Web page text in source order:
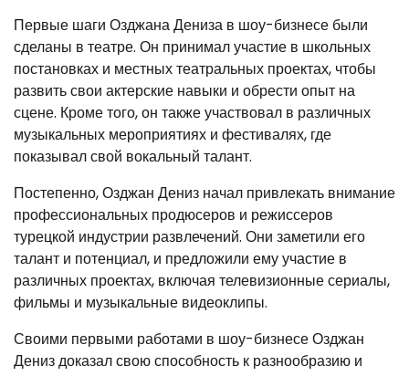
Первые шаги Озджана Дениза в шоу-бизнесе были
сделаны в театре. Он принимал участие в школьных
постановках и местных театральных проектах, чтобы
развить свои актерские навыки и обрести опыт на
сцене. Кроме того, он также участвовал в различных
музыкальных мероприятиях и фестивалях, где
показывал свой вокальный талант.
Постепенно, Озджан Дениз начал привлекать внимание
профессиональных продюсеров и режиссеров
турецкой индустрии развлечений. Они заметили его
талант и потенциал, и предложили ему участие в
различных проектах, включая телевизионные сериалы,
фильмы и музыкальные видеоклипы.
Своими первыми работами в шоу-бизнесе Озджан
Дениз доказал свою способность к разнообразию и